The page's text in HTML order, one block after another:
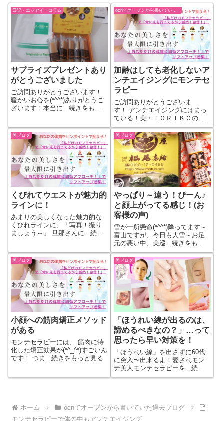
日記・エッセイ・コラム
サプライズプレゼントあり
がとうございました
ご訪問ありがとうございます！
暖かいお心を(*^^*)ありがとうご
ざいます！本当に...続きをもっ
ocnでオープンから書いていた過去ブログ
加齢はしても老化しないア
ンチエイジングにモンテセ
ラピー
ご訪問ありがとうございま
す！ アンチエイジングにはまっ
ている！美・ＴＯＲＩＫＯの...
続きをもっと見る
美ブログ
くびれてウエストが魅力的
ラインに！
あまりの美しくなった魅力的な
くびれラインに、「写真！撮り
ましょう～」 旦那さんに...続き
美ブログ
やっぱり～違う！ぴーん♪
と顔上がってる感じ！(お
客様の声)
雪が一所懸命(*^^*)降ってます～
富山ですが、今日も大雪～お足
元の悪い中、美巡...続きをもっ
と見る
美ブログ
小顔への筋肉矯正メソッド
がある
モンテセラピーには、 筋肉に特
化した矯正効果が(*^_^*)すごいん
です！ つま...続きをもっと見る
美ブログ
「ほうれい線が出るのは、
諦めるべきなの？」…って
思ったら早い対策を！
「ほうれい線」を出さずに60代
に突入〜出来るよ！愛されモン
テ美人モンテセラピーを...続き
をもっと見る
ホーム
ocnでオープンから書いていた過去ブログ
モンテセラピーで体の中もアンチエイジング